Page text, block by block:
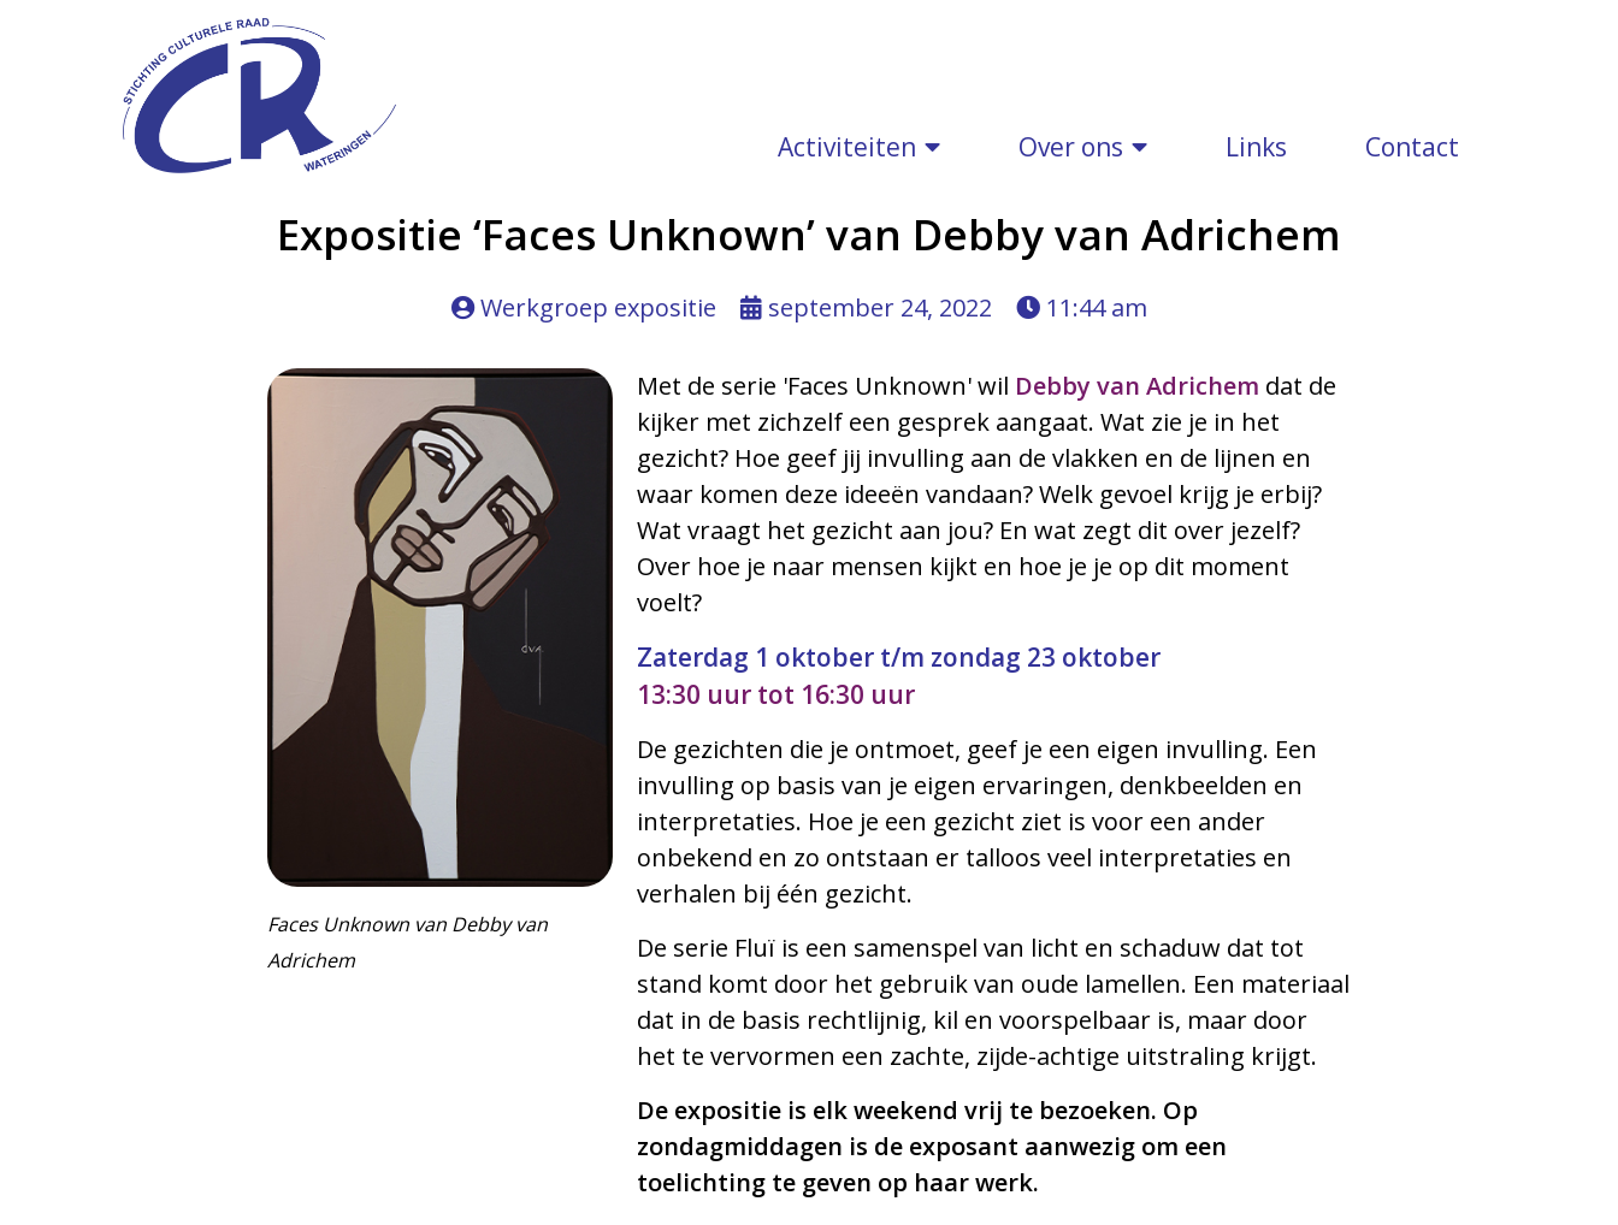
Activiteiten Over ons Links Contact
Expositie ‘Faces Unknown’ van Debby van Adrichem
Werkgroep expositie september 24, 2022 11:44 am
Faces Unknown van Debby van
Adrichem
Met de serie 'Faces Unknown' wil Debby van Adrichem dat de
kijker met zichzelf een gesprek aangaat. Wat zie je in het
gezicht? Hoe geef jij invulling aan de vlakken en de lijnen en
waar komen deze ideeën vandaan? Welk gevoel krijg je erbij?
Wat vraagt het gezicht aan jou? En wat zegt dit over jezelf?
Over hoe je naar mensen kijkt en hoe je je op dit moment
voelt?
Zaterdag 1 oktober t/m zondag 23 oktober
13:30 uur tot 16:30 uur
De gezichten die je ontmoet, geef je een eigen invulling. Een
invulling op basis van je eigen ervaringen, denkbeelden en
interpretaties. Hoe je een gezicht ziet is voor een ander
onbekend en zo ontstaan er talloos veel interpretaties en
verhalen bij één gezicht.
De serie Fluï is een samenspel van licht en schaduw dat tot
stand komt door het gebruik van oude lamellen. Een materiaal
dat in de basis rechtlijnig, kil en voorspelbaar is, maar door
het te vervormen een zachte, zijde-achtige uitstraling krijgt.
De expositie is elk weekend vrij te bezoeken. Op
zondagmiddagen is de exposant aanwezig om een
toelichting te geven op haar werk.